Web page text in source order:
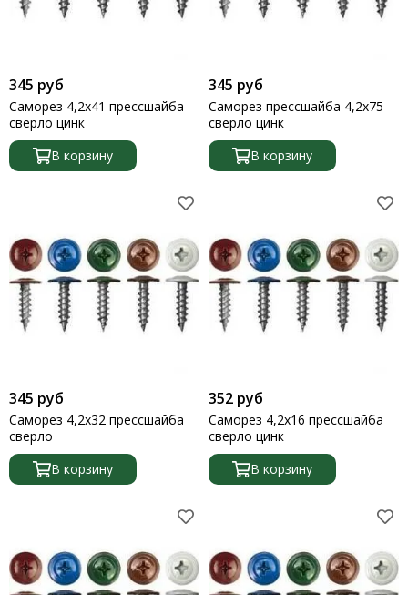
345 руб
Саморез 4,2х41 прессшайба
сверло цинк
В корзину
345 руб
Саморез прессшайба 4,2х75
сверло цинк
В корзину
345 руб
Саморез 4,2х32 прессшайба
сверло
В корзину
352 руб
Саморез 4,2х16 прессшайба
сверло цинк
В корзину